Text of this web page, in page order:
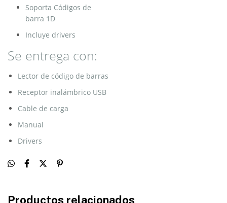
Soporta Códigos de
barra 1D
Incluye drivers
Se entrega con:
Lector de código de barras
Receptor inalámbrico USB
Cable de carga
Manual
Drivers
Productos relacionados